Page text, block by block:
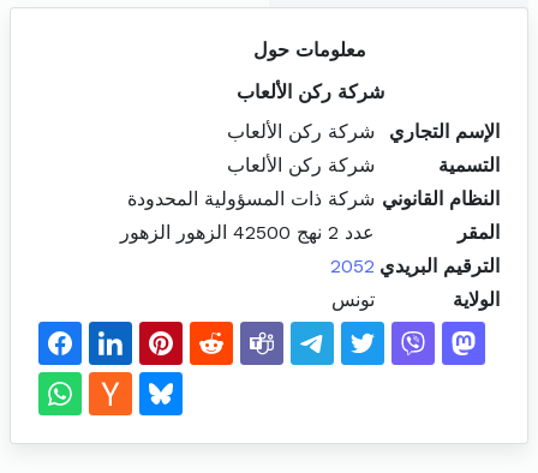
معلومات حول
شركة ركن الألعاب
الإسم التجاري
شركة ركن الألعاب
التسمية
شركة ركن الألعاب
النظام القانوني شركة ذات المسؤولية المحدودة
المقر
عدد 2 نهج 42500 الزهور الزهور
الترقيم البريدي 2052
الولاية
تونس